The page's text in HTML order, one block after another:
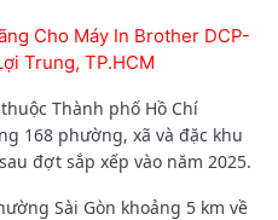
Cho Máy In Brother DCP-
Trung, TP.HCM
Thành phố Hồ Chí
168 phường, xã và đặc khu
đợt sắp xếp vào năm 2025.
Sài Gòn khoảng 5 km về